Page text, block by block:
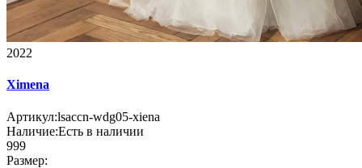
2022
Ximena
Артикул:lsaccn-wdg05-xiena
Наличие:Есть в наличии
999
Размер: